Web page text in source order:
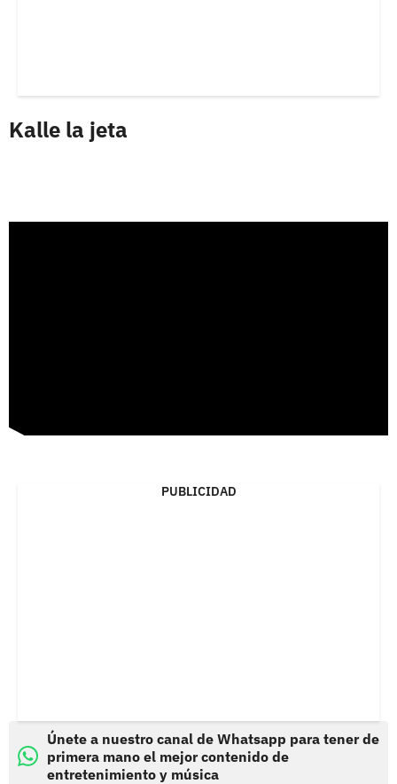
Kalle la jeta
PUBLICIDAD
Únete a nuestro canal de Whatsapp para tener de
primera mano el mejor contenido de
entretenimiento y música